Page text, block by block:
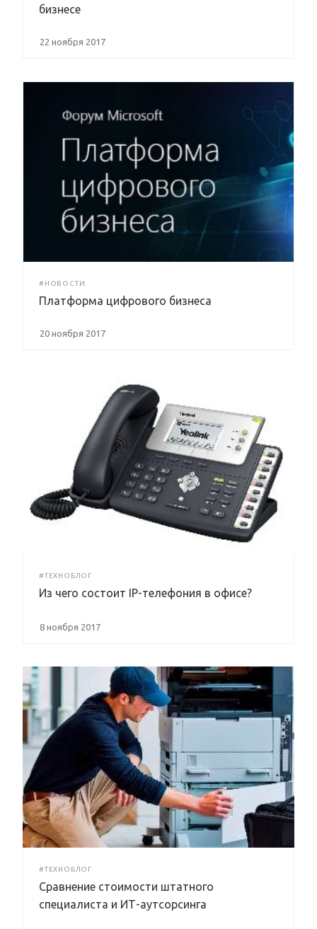
бизнесе
22 ноября 2017
#НОВОСТИ
Платформа цифрового бизнеса
20 ноября 2017
#ТЕХНОБЛОГ
Из чего состоит IP-телефония в офисе?
8 ноября 2017
#ТЕХНОБЛОГ
Сравнение стоимости штатного
специалиста и ИТ-аутсорсинга